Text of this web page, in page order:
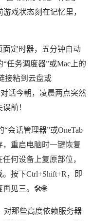
戏状态刻在记忆里，
定时器，五分钟自动
任务调度器”或Mac上的
接粘到云盘或
话今朝，凌晨两点突然
前！
会话管理器”或OneTab
重启电脑时一键恢复
何设备上复原部位，
按下Ctrl+Shift+R，即
再见三。🛠️🌐
对那些高度依赖服务器